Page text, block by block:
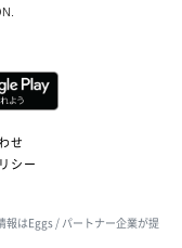
せ
シー
はEggs / パートナー企業が提